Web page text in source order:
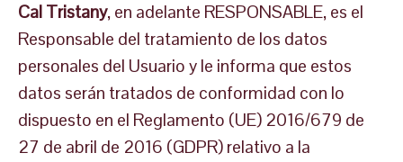
Cal Tristany, en adelante RESPONSABLE, es el
Responsable del tratamiento de los datos
personales del Usuario y le informa que estos
datos serán tratados de conformidad con lo
dispuesto en el Reglamento (UE) 2016/679 de
27 de abril de 2016 (GDPR) relativo a la